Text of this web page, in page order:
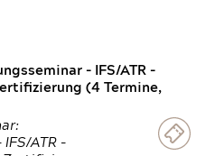
- IFS/ATR -
(4 Termine,
ATR -